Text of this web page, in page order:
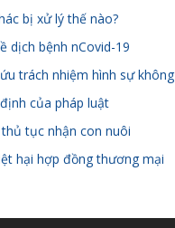
bị xử lý thế nào?
dịch bệnh nCovid-19
trách nhiệm hình sự không
của pháp luật
tục nhận con nuôi
hại hợp đồng thương mại